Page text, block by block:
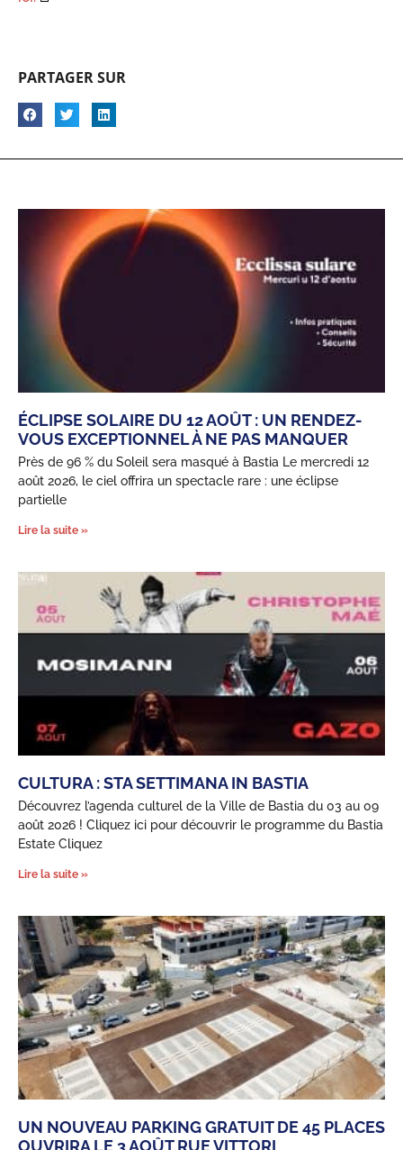
PARTAGER SUR
ÉCLIPSE SOLAIRE DU 12 AOÛT : UN RENDEZ-
VOUS EXCEPTIONNEL À NE PAS MANQUER
Près de 96 % du Soleil sera masqué à Bastia Le mercredi 12
août 2026, le ciel offrira un spectacle rare : une éclipse
partielle
Lire la suite »
CULTURA : STA SETTIMANA IN BASTIA
Découvrez l’agenda culturel de la Ville de Bastia du 03 au 09
août 2026 ! Cliquez ici pour découvrir le programme du Bastia
Estate Cliquez
Lire la suite »
UN NOUVEAU PARKING GRATUIT DE 45 PLACES
OUVRIRA LE 3 AOÛT RUE VITTORI